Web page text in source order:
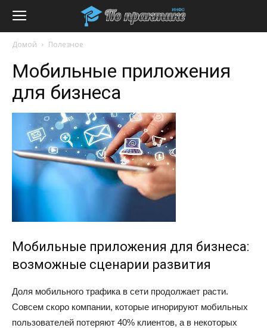
Домой Полезное
Мобильные приложения
для бизнеса
Мобильные приложения для бизнеса:
возможные сценарии развития
Доля мобильного трафика в сети продолжает расти.
Совсем скоро компании, которые игнорируют мобильных
пользователей потеряют 40% клиентов, а в некоторых